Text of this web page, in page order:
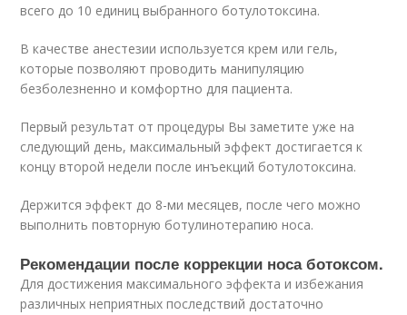
всего до 10 единиц выбранного ботулотоксина.
В качестве анестезии используется крем или гель,
которые позволяют проводить манипуляцию
безболезненно и комфортно для пациента.
Первый результат от процедуры Вы заметите уже на
следующий день, максимальный эффект достигается к
концу второй недели после инъекций ботулотоксина.
Держится эффект до 8-ми месяцев, после чего можно
выполнить повторную ботулинотерапию носа.
Рекомендации после коррекции носа ботоксом.
Для достижения максимального эффекта и избежания
различных неприятных последствий достаточно